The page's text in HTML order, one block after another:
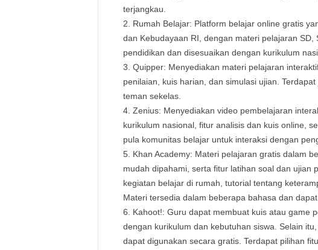
terjangkau.
Rumah Belajar: Platform belajar online gratis
dan Kebudayaan RI, dengan materi pelajaran SD,
pendidikan dan disesuaikan dengan kurikulum
Quipper: Menyediakan materi pelajaran
penilaian, kuis harian, dan simulasi ujian.
teman sekelas.
Zenius: Menyediakan video pembelajaran
kurikulum nasional, fitur analisis dan kuis online,
pula komunitas belajar untuk interaksi dengan
Khan Academy: Materi pelajaran gratis dalam
mudah dipahami, serta fitur latihan soal dan ujian
kegiatan belajar di rumah, tutorial tentang
Materi tersedia dalam beberapa bahasa dan
Kahoot!: Guru dapat membuat kuis atau game
dengan kurikulum dan kebutuhan siswa. Selain
dapat digunakan secara gratis. Terdapat pilihan